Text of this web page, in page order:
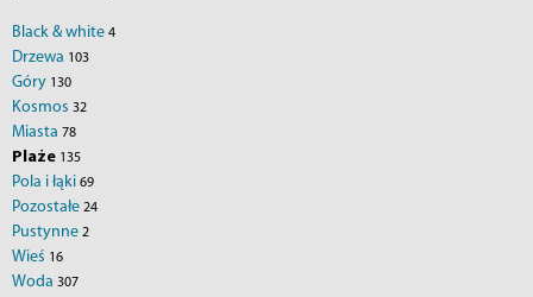
Black & white 4
Drzewa 103
Góry 130
Kosmos 32
Miasta 78
Plaże 135
Pola i łąki 69
Pozostałe 24
Pustynne 2
Wieś 16
Woda 307